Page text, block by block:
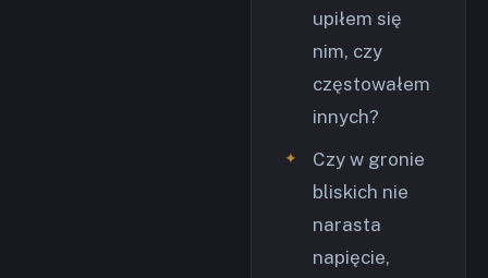
upiłem się
nim, czy
częstowałem
innych?
Czy w gronie
bliskich nie
narasta
napięcie,